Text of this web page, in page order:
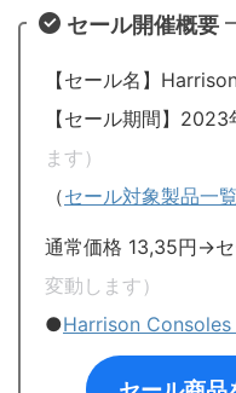
セール開催概要
【セール名】
【セール期間】
ます）
（セール対象製品一
通常価格 13,35円→
変動します）
●Harrison Consoles